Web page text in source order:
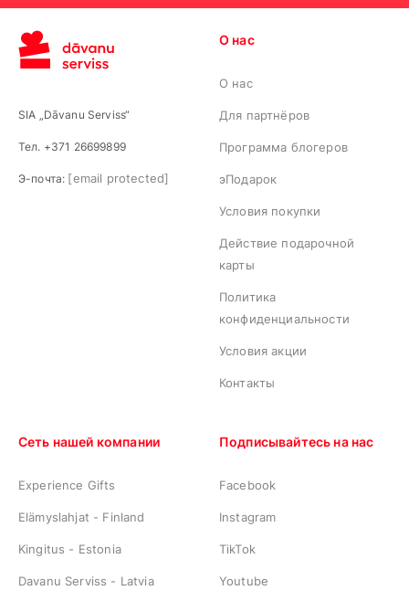
SIA „Dāvanu Serviss“
Тел. +371 26699899
Э-почта: [email protected]
О нас
О нас
Для партнёров
Программа блогеров
эПодарок
Условия покупки
Действие подарочной
карты
Политика
конфиденциальности
Условия акции
Контакты
Сеть нашей компании
Experience Gifts
Elämyslahjat - Finland
Kingitus - Estonia
Davanu Serviss - Latvia
Подписывайтесь на нас
Facebook
Instagram
TikTok
Youtube